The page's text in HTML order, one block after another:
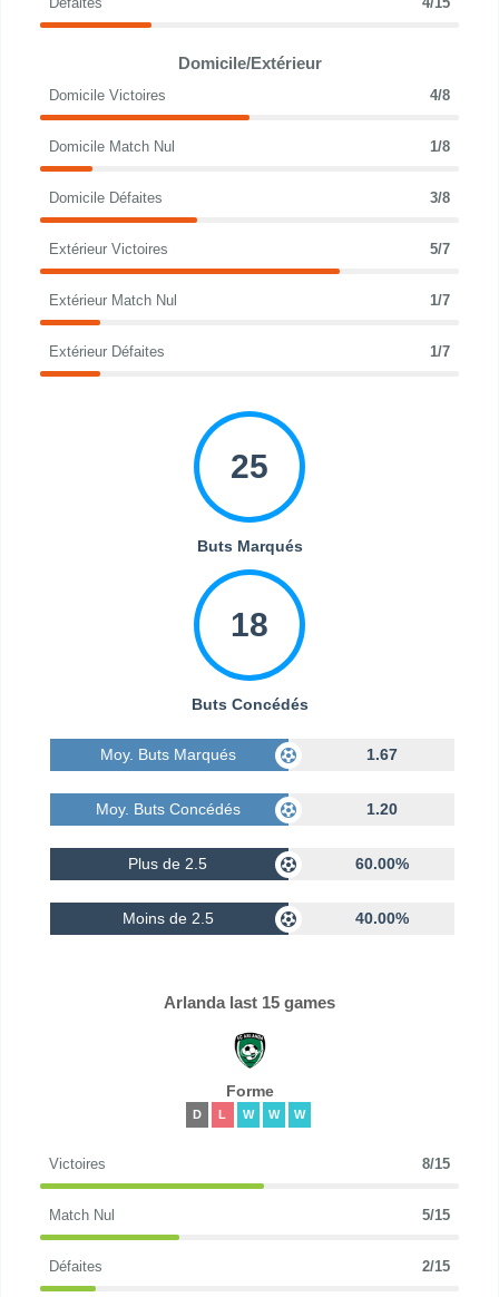
Défaites 4/15
Domicile/Extérieur
Domicile Victoires 4/8
Domicile Match Nul 1/8
Domicile Défaites 3/8
Extérieur Victoires 5/7
Extérieur Match Nul 1/7
Extérieur Défaites 1/7
25
Buts Marqués
18
Buts Concédés
Moy. Buts Marqués 1.67
Moy. Buts Concédés 1.20
Plus de 2.5 60.00%
Moins de 2.5 40.00%
Arlanda last 15 games
Forme
D L W W W
Victoires 8/15
Match Nul 5/15
Défaites 2/15